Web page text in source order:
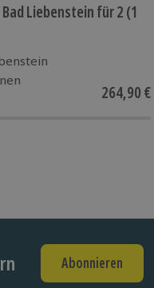
Liebenstein für 2 (1
264,90 €
Abonnieren